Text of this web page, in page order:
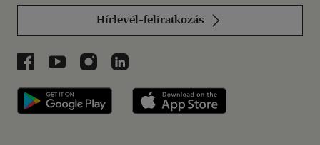
Hírlevél-feliratkozás
Libri a Facebookon
Libri a Youtube-on
Libri az Instagramon
Libri a LinkedInen
Libri applikáció Szerezd meg: Google